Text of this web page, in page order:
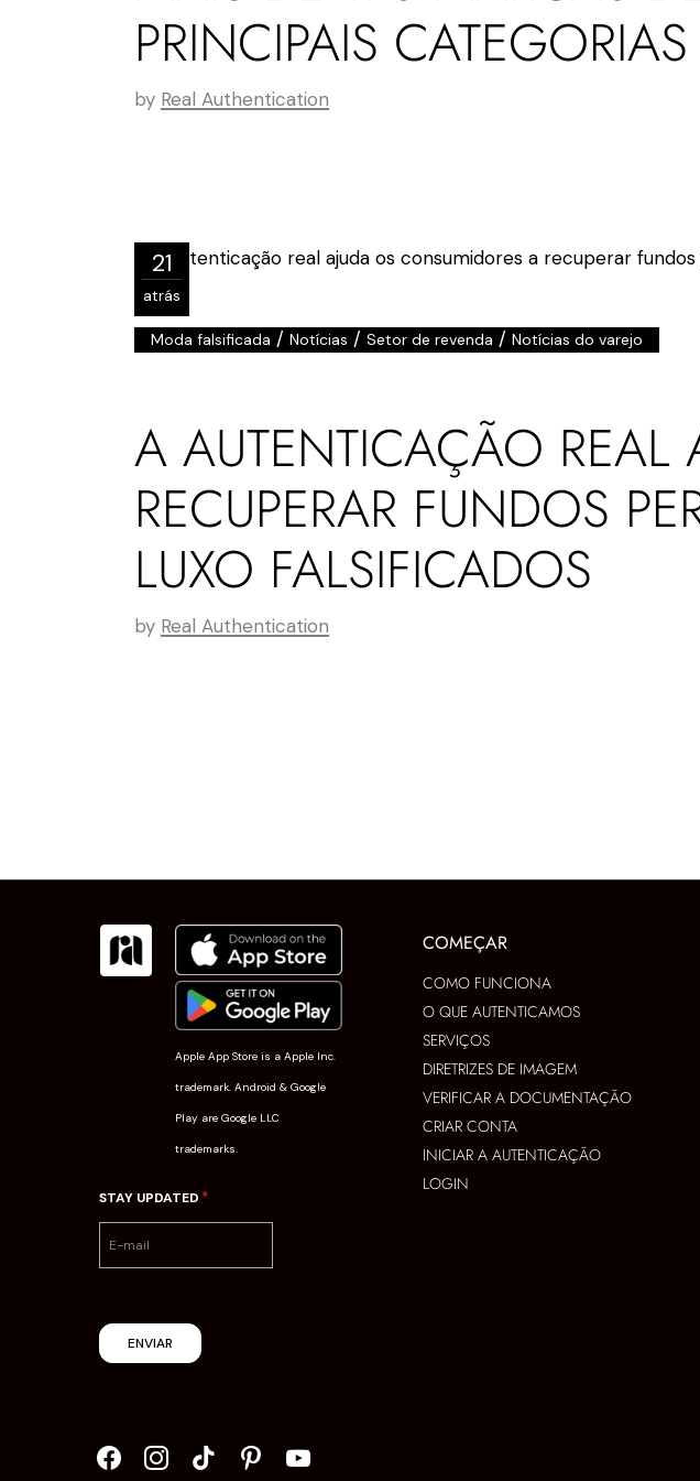
PRINCIPAIS
by Real Authentication
21
atrás
Moda falsificada / Notícias / Setor de revenda / Notícias do varejo
A AUTENTICAÇÃO REAL
RECUPERAR FUNDOS
LUXO FALSIFICADOS
by Real Authentication
Apple App Store is a Apple Inc.
trademark. Android & Google
Play are Google LLC
trademarks.
STAY UPDATED *
ENVIAR
COMEÇAR
COMO FUNCIONA
O QUE AUTENTICAMOS
SERVIÇOS
DIRETRIZES DE IMAGEM
VERIFICAR A DOCUMENTAÇÃO
CRIAR CONTA
INICIAR A AUTENTICAÇÃO
LOGIN